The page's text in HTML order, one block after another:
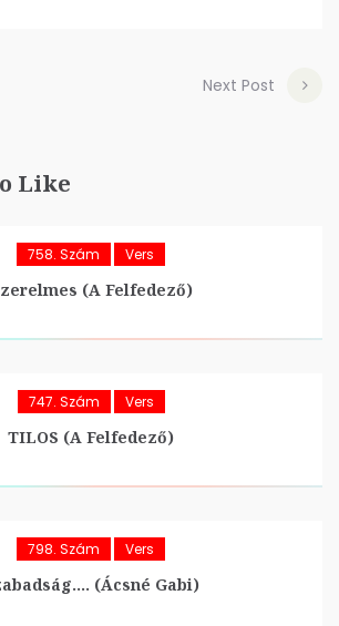
Next Post
Like
758. Szám Vers
(A Felfedező)
747. Szám Vers
TILOS (A Felfedező)
798. Szám Vers
(Ácsné Gabi)